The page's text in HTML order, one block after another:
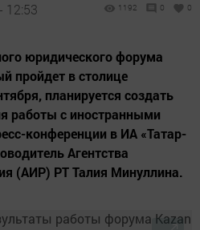
12:53 1192 0 0
юридического форума
пройдет в столице
планируется создать
работы с иностранными
конференции в ИА «Татар-
Агентства
(АИР) РТ Талия Минуллина.